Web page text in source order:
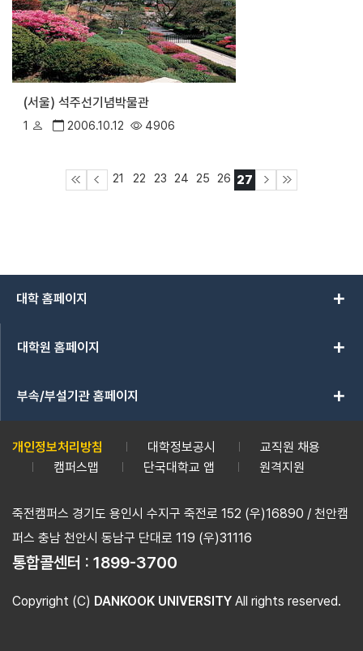
(서울) 석주선기념박물관
1 2006.10.12 4906
21 22 23 24 25 26 27
대학 홈페이지 add
대학원 홈페이지 add
부속/부설기관 홈페이지 add
개인정보처리방침 대학정보공시
교직원 채용
캠퍼스맵
단국대학교 앱 원격지원
죽전캠퍼스 경기도 용인시 수지구 죽전로 152 (우)16890 / 천안캠
퍼스 충남 천안시 동남구 단대로 119 (우)31116
통합콜센터 : 1899-3700
Copyright (C) DANKOOK UNIVERSITY All rights reserved.